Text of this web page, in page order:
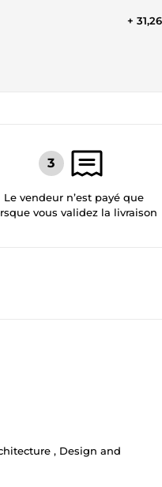
+
Le vendeur n’est payé que
vous validez la livraison
, Design and